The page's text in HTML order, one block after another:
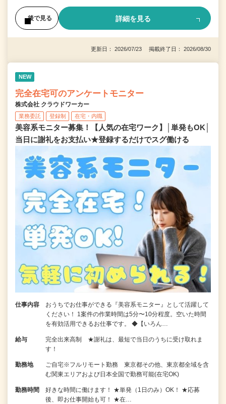
後で見る 詳細を見る
更新日： 2026/07/23 掲載終了日： 2026/08/30
NEW
完全在宅可のアンケートモニター
株式会社 クラウドワーカー
業務委託 登録制 在宅・内職
美容系モニター募集！【人気の在宅ワーク】│単発もOK│
当日に謝礼をお支払い★登録するだけでスグ働ける
仕事内容
おうちでお仕事ができる『美容系モニター』として活躍して
ください！ 1案件の作業時間は5分〜10分程度。空いた時間
を有効活用できるお仕事です。 ◆【いろん…
給与
完全出来高制 ★謝礼は、最短で当日のうちに受け取れま
す！
勤務地
ご自宅※フルリモート勤務 東京都その他、東京都全域を含
む関東エリアおよび日本全国で勤務可能(在宅OK)
勤務時間
好きな時間に働けます！ ★単発（1日のみ）OK！ ★応募
後、即お仕事開始も可！ ★在…